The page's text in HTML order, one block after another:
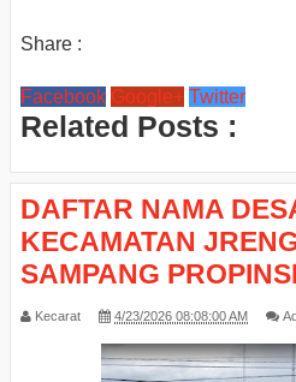
Share :
Facebook Google+ Twitter
Related Posts :
DAFTAR NAMA
KECAMATAN
SAMPANG
Kecarat 4/23/2026 08:08:00 AM